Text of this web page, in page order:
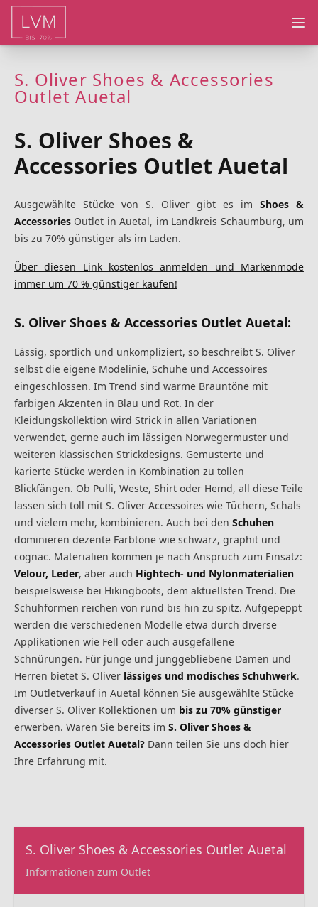
S. Oliver Shoes & Accessories
Outlet Auetal
S. Oliver Shoes &
Accessories Outlet Auetal
Ausgewählte Stücke von S. Oliver gibt es im Shoes &
Accessories Outlet in Auetal, im Landkreis Schaumburg, um
bis zu 70% günstiger als im Laden.
Über diesen Link kostenlos anmelden und Markenmode
immer um 70 % günstiger kaufen!
S. Oliver Shoes & Accessories Outlet Auetal:
Lässig, sportlich und unkompliziert, so beschreibt S. Oliver
selbst die eigene Modelinie, Schuhe und Accessoires
eingeschlossen. Im Trend sind warme Brauntöne mit
farbigen Akzenten in Blau und Rot. In der
Kleidungskollektion wird Strick in allen Variationen
verwendet, gerne auch im lässigen Norwegermuster und
weiteren klassischen Strickdesigns. Gemusterte und
karierte Stücke werden in Kombination zu tollen
Blickfängen. Ob Pulli, Weste, Shirt oder Hemd, all diese Teile
lassen sich toll mit S. Oliver Accessoires wie Tüchern, Schals
und vielem mehr, kombinieren. Auch bei den Schuhen
dominieren dezente Farbtöne wie schwarz, graphit und
cognac. Materialien kommen je nach Anspruch zum Einsatz:
Velour, Leder, aber auch Hightech- und Nylonmaterialien
beispielsweise bei Hikingboots, dem aktuellsten Trend. Die
Schuhformen reichen von rund bis hin zu spitz. Aufgepeppt
werden die verschiedenen Modelle etwa durch diverse
Applikationen wie Fell oder auch ausgefallene
Schnürungen. Für junge und junggebliebene Damen und
Herren bietet S. Oliver lässiges und modisches Schuhwerk.
Im Outletverkauf in Auetal können Sie ausgewählte Stücke
diverser S. Oliver Kollektionen um bis zu 70% günstiger
erwerben. Waren Sie bereits im S. Oliver Shoes &
Accessories Outlet Auetal? Dann teilen Sie uns doch hier
Ihre Erfahrung mit.
S. Oliver Shoes & Accessories Outlet Auetal
Informationen zum Outlet